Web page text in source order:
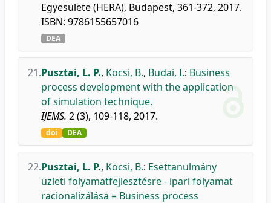
Egyesülete (HERA), Budapest, 361-372, 2017.
ISBN: 9786155657016
DEA
21.Pusztai, L. P., Kocsi, B., Budai, I.: Business
process development with the application
of simulation technique.
IJEMS. 2 (3), 109-118, 2017.
doi DEA
22.Pusztai, L. P., Kocsi, B.: Esettanulmány
üzleti folyamatfejlesztésre - ipari folyamat
racionalizálása = Business process